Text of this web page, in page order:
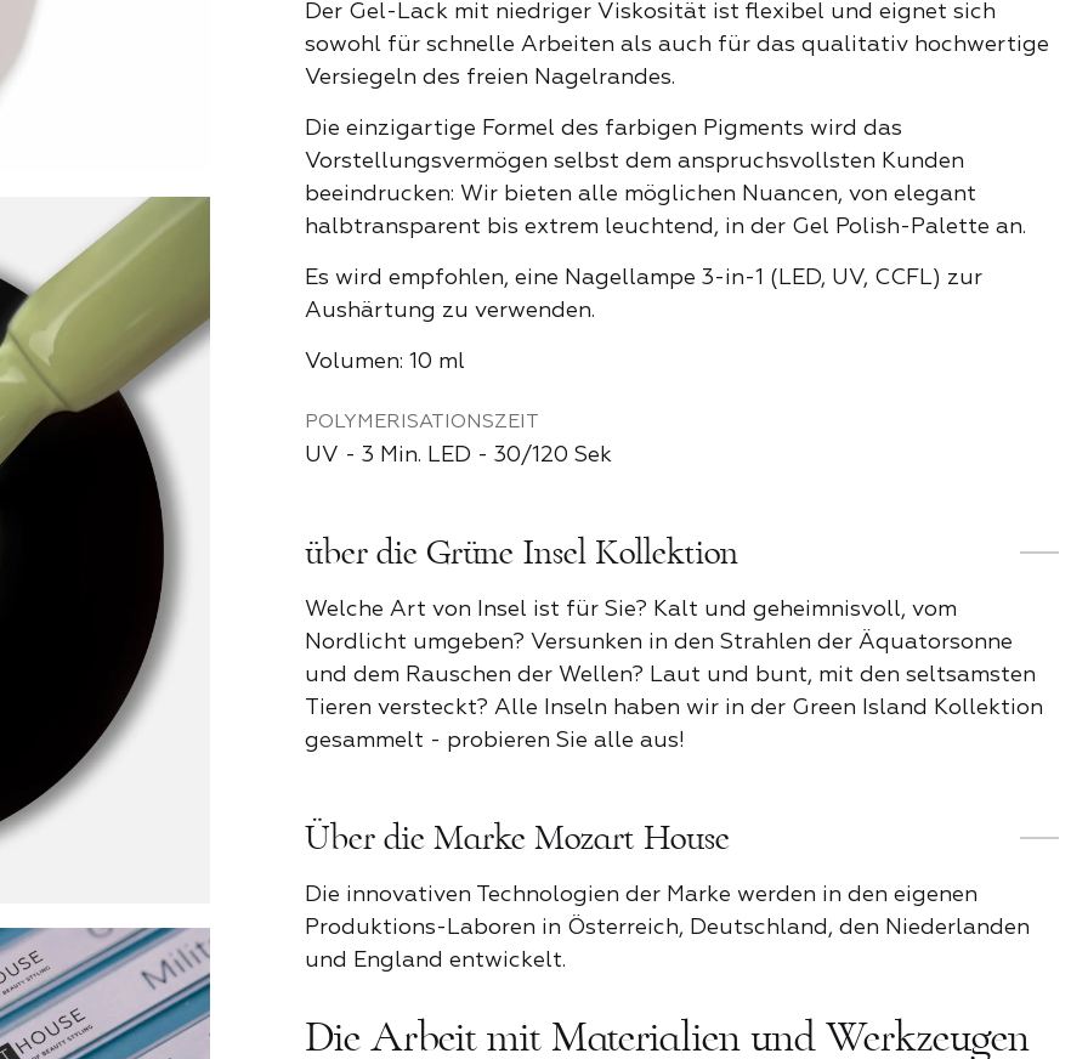
Provence Stil
Rosa Liebe
Schatten der Nacht
Sommerzeit
ALLE PRODUKTE DER
KATEGORIE
Der Gel-Lack mit niedriger Viskosität ist flexibel und eignet sich
sowohl für schnelle Arbeiten als auch für das qualitativ hochwertige
Versiegeln des freien Nagelrandes.
Die einzigartige Formel des farbigen Pigments wird das
Vorstellungsvermögen selbst dem anspruchsvollsten Kunden
beeindrucken: Wir bieten alle möglichen Nuancen, von elegant
halbtransparent bis extrem leuchtend, in der Gel Polish-Palette an.
Es wird empfohlen, eine Nagellampe 3-in-1 (LED, UV, CCFL) zur
Aushärtung zu verwenden.
Volumen: 10 ml
POLYMERISATIONSZEIT
UV - 3 Min. LED - 30/120 Sek
über die Grüne Insel Kollektion
Welche Art von Insel ist für Sie? Kalt und geheimnisvoll, vom
Nordlicht umgeben? Versunken in den Strahlen der Äquatorsonne
und dem Rauschen der Wellen? Laut und bunt, mit den seltsamsten
Tieren versteckt? Alle Inseln haben wir in der Green Island Kollektion
gesammelt - probieren Sie alle aus!
Über die Marke Mozart House
Die innovativen Technologien der Marke werden in den eigenen
Produktions-Laboren in Österreich, Deutschland, den Niederlanden
und England entwickelt.
Die Arbeit mit Materialien und Werkzeugen
Zugang
Email
Kontaktieren Sie uns
Name *
Email
Für Partner
Vorname und Nachname*
Land
Steuer-ID Aktie
Aktie
Produktrezension
Zum Bewerten tippen
Was hat dir gefallen*
Vorname und Nachname*
Telefonnummer*
Rezension zum Mozart House
Zum Bewerten tippen
Vorname und Nachname*
Was hat dir gefallen*
Email